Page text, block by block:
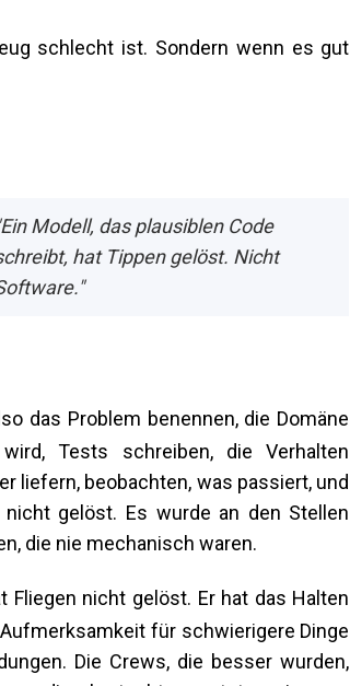
schlecht ist. Sondern wenn es gut
Modell, das plausiblen Code
hat Tippen gelöst. Nicht
das Problem benennen, die Domäne
Tests schreiben, die Verhalten
liefern, beobachten, was passiert, und
gelöst. Es wurde an den Stellen
die nie mechanisch waren.
Fliegen nicht gelöst. Er hat das Halten
für schwierigere Dinge
Die Crews, die besser wurden,